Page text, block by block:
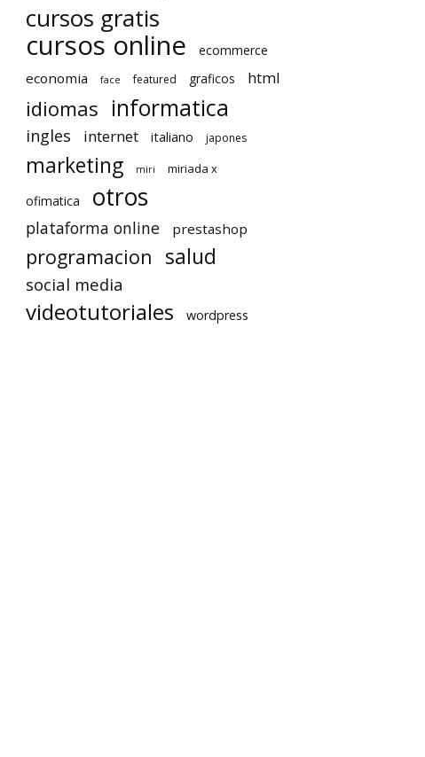
cursos gratis
cursos online ecommerce
economia face featured graficos html
idiomas informatica
ingles internet italiano japones
marketing miri miriada x
ofimatica otros
plataforma online prestashop
programacion salud
social media
videotutoriales wordpress